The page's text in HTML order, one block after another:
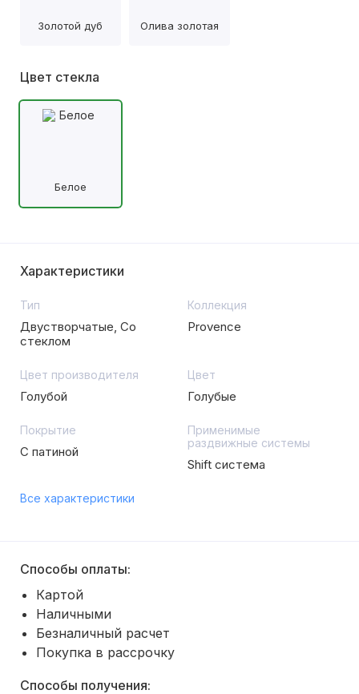
Золотой дуб Олива золотая
Цвет стекла
Белое
Характеристики
Тип
Двустворчатые, Со
стеклом
Коллекция
Provence
Цвет производителя
Голубой
Цвет
Голубые
Покрытие
С патиной
Применимые
раздвижные системы
Shift система
Все характеристики
Способы оплаты:
Картой
Наличными
Безналичный расчет
Покупка в рассрочку
Способы получения: